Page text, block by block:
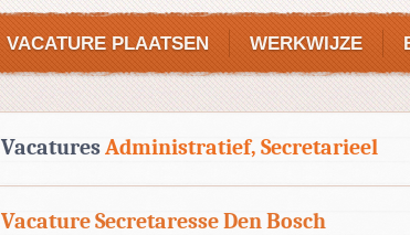
VACATURE PLAATSEN WERKWIJZE
VacaturesAdministratief, Secretarieel
Vacature Secretaresse Den Bosch